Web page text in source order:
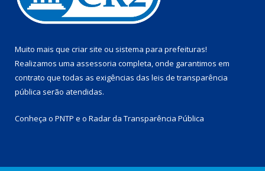
Muito mais que criar site ou sistema para prefeituras!
Realizamos uma assessoria completa, onde garantimos em
contrato que todas as exigências das leis de transparência
pública serão atendidas.
Conheça o PNTP e o Radar da Transparência Pública